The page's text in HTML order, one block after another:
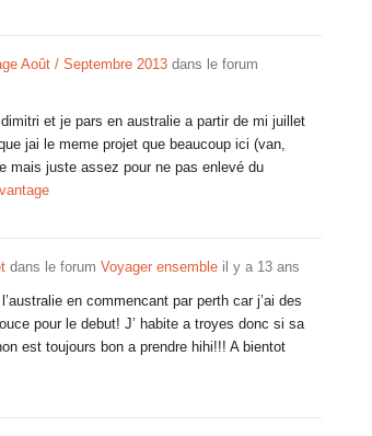
Août / Septembre 2013 dans le forum
et je pars en australie a partir de mi juillet
jai le meme projet que beaucoup ici (van,
mais juste assez pour ne pas enlevé du
dans le forum Voyager ensemble il y a 13 ans
en commencant par perth car j’ai des
pour le debut! J’ habite a troyes donc si sa
est toujours bon a prendre hihi!!! A bientot